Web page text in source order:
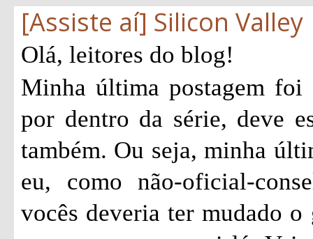
[Assiste aí] Silicon Valley
Olá, leitores do blog!
Minha última postagem
por dentro da série, deve
também. Ou seja, minha
eu, como não-oficial-
vocês deveria ter mudado o